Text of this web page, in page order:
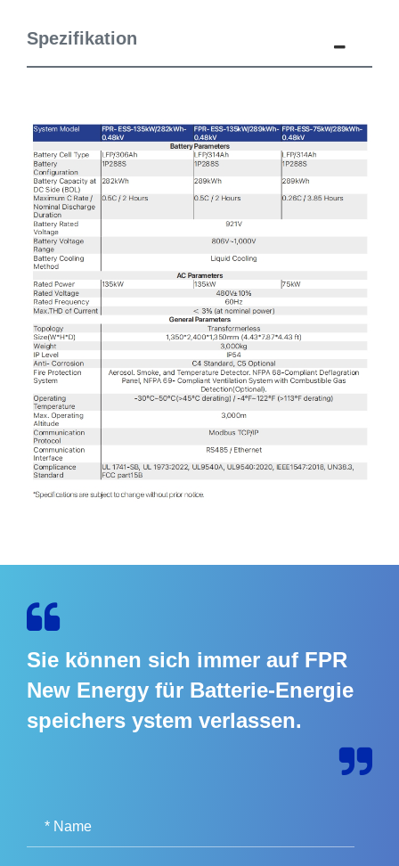
Spezifikation
Sie können sich immer auf FPR
New Energy für Batterie-Energie
speichers ystem verlassen.